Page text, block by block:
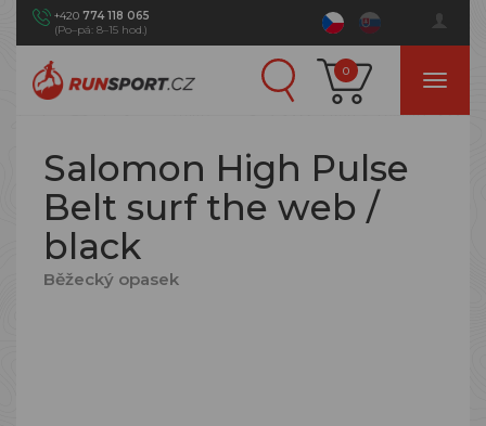
+420 774 118 065
(Po–pá: 8–15 hod.)
0
Salomon High Pulse
Belt surf the web /
black
Běžecký opasek